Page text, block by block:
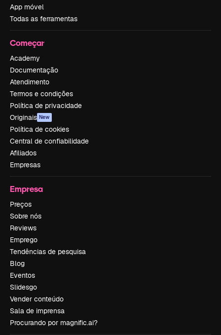
App móvel
Todas as ferramentas
Começar
Academy
Documentação
Atendimento
Termos e condições
Política de privacidade
Originais New
Política de cookies
Central de confiabilidade
Afiliados
Empresas
Empresa
Preços
Sobre nós
Reviews
Emprego
Tendências de pesquisa
Blog
Eventos
Slidesgo
Vender conteúdo
Sala de imprensa
Procurando por magnific.ai?